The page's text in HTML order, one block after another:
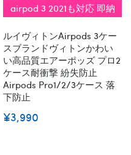
airpod 3 2021も対応 即納
ルイヴィトンairpods 3ケー
スブランドヴィトンかわい
い高品質エアーポッズ プロ2
ケース耐衝撃 紛失防止
Airpods Pro1/2/3ケース 落
下防止
¥3,990